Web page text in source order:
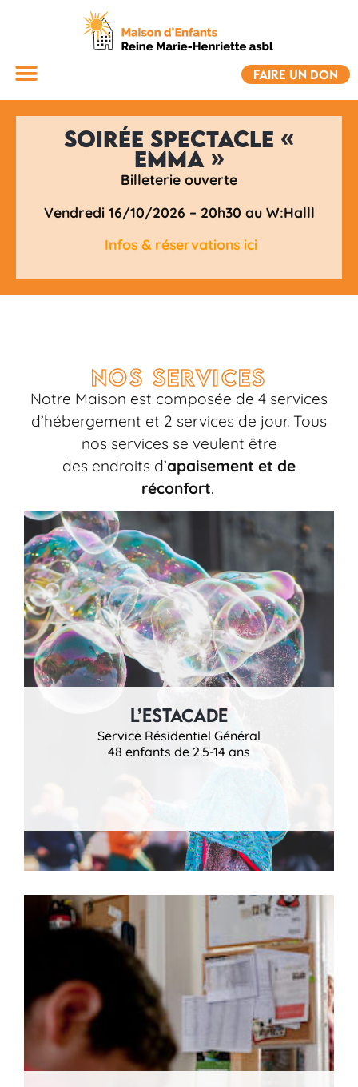
FAIRE UN DON
Soirée spectacle «
Emma »
Billeterie ouverte
Vendredi 16/10/2026 – 20h30 au W:Halll
Infos & réservations ici
Nos services
Notre Maison est composée de 4 services
d’hébergement et 2 services de jour. Tous
nos services se veulent être
des endroits d’apaisement et de
réconfort.
L’Estacade
Service Résidentiel Général
48 enfants de 2.5-14 ans